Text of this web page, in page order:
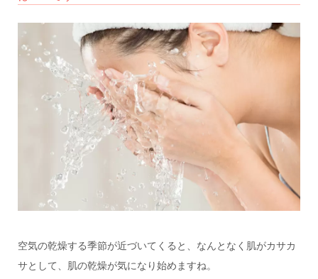
空気の乾燥する季節が近づいてくると、なんとなく肌がカサカ
サとして、肌の乾燥が気になり始めますね。